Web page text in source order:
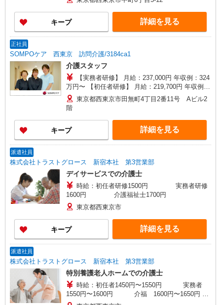
支援特別手当、働きがい向上手当、日祝手当（月
平均2回分）、夜勤手当（月平均5回分）等、毎月
平均的に支払われる手当を含みます。 ※居住支援
特別手当は勤続5年目までの方はさらに1万円支給
給 ◎残業時は別途時間外手当支給（超過1分〜）
キープ 詳細を見る
正社員
SOMPOケア 西東京 訪問介護/3184ca1
介護スタッフ
【実務者研修】 月給：237,000円 年収例：324
万円〜 【初任者研修】 月給：219,700円 年収例：
305万円〜 ※職務手当、（東京都）居住支援特別
手当、日祝手当（月平均2回分）等、毎月平均的に
支払われる手当を含みます。 ※居住支援特別手当
は勤続5年目までの方はさらに1万円支給（再入社
は除く） ◎賞与：基本給2.08ヶ月分/年支給 ◎残
業時は別途時間外手当支給（超過1分〜）
東京都西東京市田無町4丁目2番11号 Aビル2
階
キープ 詳細を見る
派遣社員
株式会社トラストグロース 新宿本社 第3営業部
デイサービスでの介護士
時給：初任者研修1500円 実務者研修
1600円 介護福祉士1700円
東京都西東京市
キープ 詳細を見る
派遣社員
株式会社トラストグロース 新宿本社 第3営業部
特別養護老人ホームでの介護士
時給：初任者1450円〜1550円 実務者
1550円〜1600円 介福 1600円〜1650円 ※
資格や経験などによる